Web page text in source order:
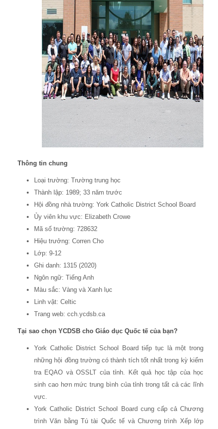
Thông tin chung
Loại trường: Trường trung học
Thành lập: 1989; 33 năm trước
Hội đồng nhà trường: York Catholic District School Board
Ủy viên khu vực: Elizabeth Crowe
Mã số trường: 728632
Hiệu trưởng: Corren Cho
Lớp: 9-12
Ghi danh: 1315 (2020)
Ngôn ngữ: Tiếng Anh
Màu sắc: Vàng và Xanh lục
Linh vật: Celtic
Trang web: cch.ycdsb.ca
Tại sao chọn YCDSB cho Giáo dục Quốc tế của bạn?
York Catholic District School Board tiếp tục là một trong
những hội đồng trường có thành tích tốt nhất trong kỳ kiểm
tra EQAO và OSSLT của tỉnh. Kết quả học tập của học
sinh cao hơn mức trung bình của tỉnh trong tất cả các lĩnh
vực.
York Catholic District School Board cung cấp cả Chương
trình Văn bằng Tú tài Quốc tế và Chương trình Xếp lớp